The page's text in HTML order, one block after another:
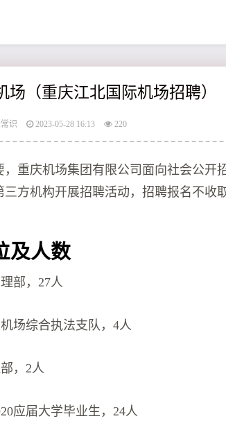
场（重庆江北国际机场招聘）
识 2023-05-28 16:13 220
，重庆机场集团有限公司面向社会公开
三方机构开展招聘活动，招聘报名不收
及人数
部，27人
场综合执法支队，4人
，2人
应届大学毕业生，24人